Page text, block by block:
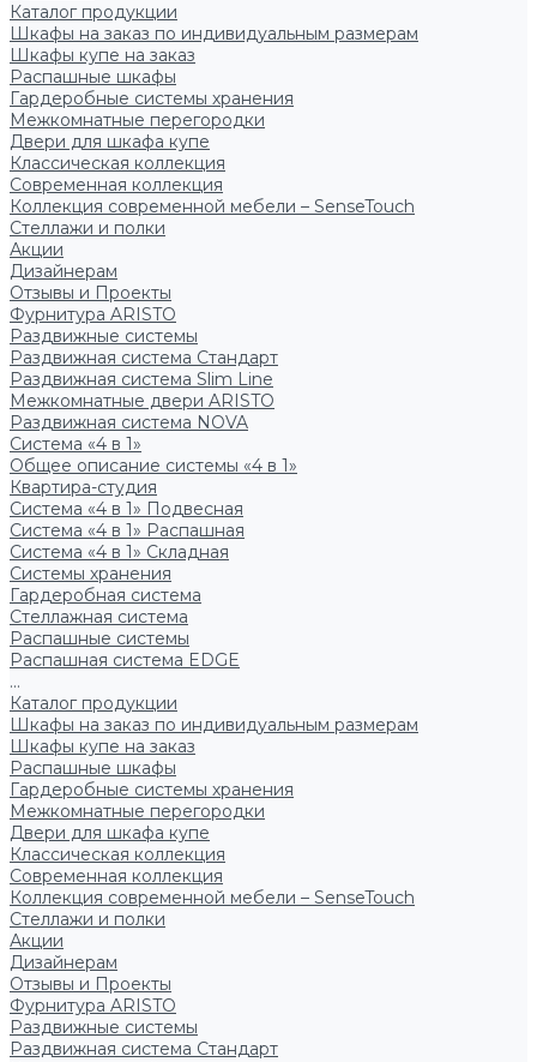
Каталог продукции
Шкафы на заказ по индивидуальным размерам
Шкафы купе на заказ
Распашные шкафы
Гардеробные системы хранения
Межкомнатные перегородки
Двери для шкафа купе
Классическая коллекция
Современная коллекция
Коллекция современной мебели – SenseTouch
Стеллажи и полки
Акции
Дизайнерам
Отзывы и Проекты
Фурнитура ARISTO
Раздвижные системы
Раздвижная система Стандарт
Раздвижная система Slim Line
Межкомнатные двери ARISTO
Раздвижная система NOVA
Система «4 в 1»
Общее описание системы «4 в 1»
Квартира-студия
Система «4 в 1» Подвесная
Система «4 в 1» Распашная
Система «4 в 1» Складная
Системы хранения
Гардеробная система
Стеллажная система
Распашные системы
Распашная система EDGE
...
Каталог продукции
Шкафы на заказ по индивидуальным размерам
Шкафы купе на заказ
Распашные шкафы
Гардеробные системы хранения
Межкомнатные перегородки
Двери для шкафа купе
Классическая коллекция
Современная коллекция
Коллекция современной мебели – SenseTouch
Стеллажи и полки
Акции
Дизайнерам
Отзывы и Проекты
Фурнитура ARISTO
Раздвижные системы
Раздвижная система Стандарт